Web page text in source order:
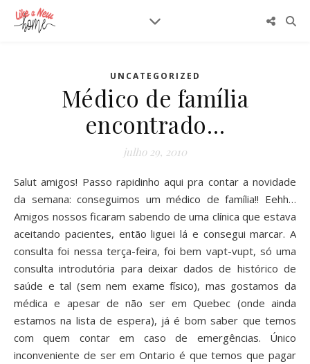
UNCATEGORIZED
Médico de família
encontrado…
julho 29, 2010
Salut amigos! Passo rapidinho aqui pra contar a novidade
da semana: conseguimos um médico de família!! Eehh…
Amigos nossos ficaram sabendo de uma clínica que estava
aceitando pacientes, então liguei lá e consegui marcar. A
consulta foi nessa terça-feira, foi bem vapt-vupt, só uma
consulta introdutória para deixar dados de histórico de
saúde e tal (sem nem exame físico), mas gostamos da
médica e apesar de não ser em Quebec (onde ainda
estamos na lista de espera), já é bom saber que temos
com quem contar em caso de emergências. Único
inconveniente de ser em Ontario é que temos que pagar